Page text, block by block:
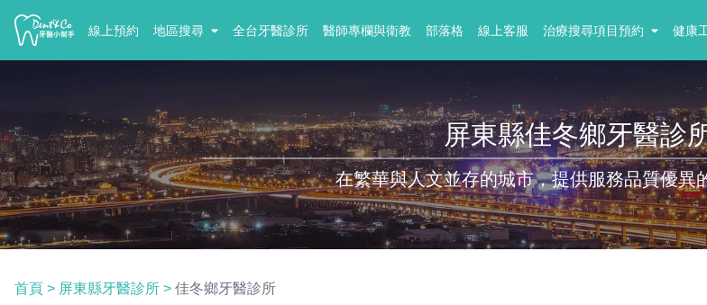
線上預約 地區搜尋 全台牙醫診所 醫師專欄與衛教 部落格 線上客服 治療搜尋項目預約 健康
屏東縣佳冬鄉牙醫診
在繁華與人文並存的城市，提供服務品質優異
首頁 > 屏東縣牙醫診所 > 佳冬鄉牙醫診所